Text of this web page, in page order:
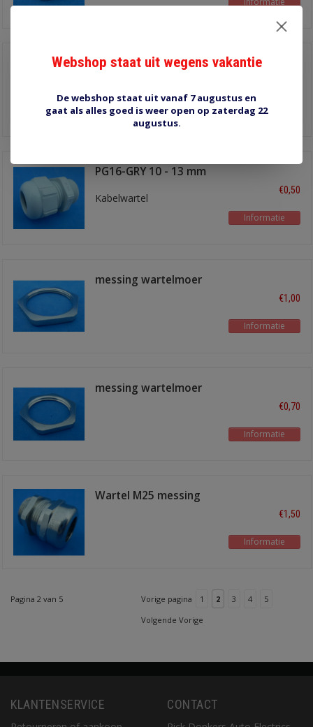
PG16-BLK 10 - 13 mm
Informatie
PG16-GRY 10 - 13 mm
Kabelwartel
€0,50
Informatie
messing wartelmoer
€1,00
Informatie
messing wartelmoer
€0,70
Informatie
Wartel M25 messing
€1,50
Informatie
Pagina 2 van 5 Vorige pagina 1 2 3 4
5
Volgende Vorige
KLANTENSERVICE CONTACT
Webshop staat uit wegens vakantie
De webshop staat uit vanaf 7 augustus en
gaat als alles goed is weer open op zaterdag 22
augustus.